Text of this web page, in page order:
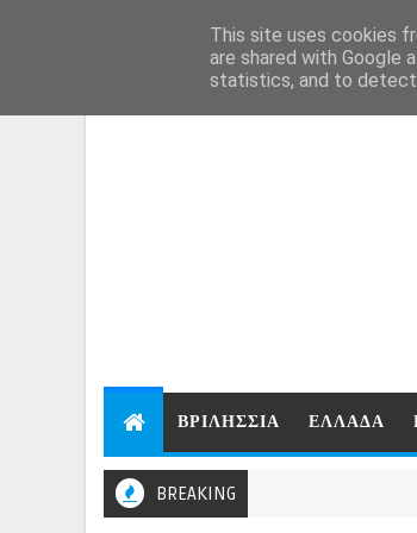
ΒΡΙΛΗΣΣΙΑ ΕΛΛΑΔΑ
BREAKING
This site uses cookies
are shared with Google
statistics, and to detect